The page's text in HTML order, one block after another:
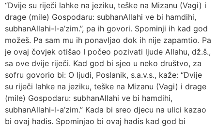
“Dvije su riječi lahke na jeziku, teške na Mizanu (Vagi) i
drage (mile) Gospodaru: subhanAllahi ve bi hamdihi,
subhanAllahi-l-a’zim.”, pa ih govori. Spominji ih kad god
možeš. Pa sam mu ih ponavljao dok ih nije zapamtio. Pa
je ovaj čovjek otišao I počeo pozivati ljude Allahu, dž.š.,
sa ove dvije riječi. Kad god bi sjeo u neko društvo, za
sofru govorio bi: O ljudi, Poslanik, s.a.v.s., kaže: “Dvije
su riječi lahke na jeziku, teške na Mizanu (Vagi) i drage
(mile) Gospodaru: subhanAllahi ve bi hamdihi,
subhanAllahi-l-a’zim.” Kada bi sreo djecu na ulici kazao
bi ovaj hadis. Spominjao bi ovaj hadis kad god bi